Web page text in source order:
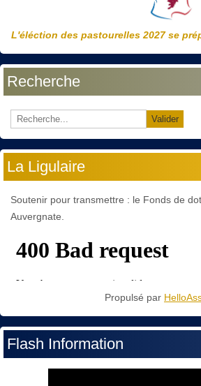
L'éléction des pastourelles 2027 se
Recherche
Valider
La Ligulaire
Soutenir pour transmettre : le Fonds de
Auvergnate.
Propulsé par
Flash Information